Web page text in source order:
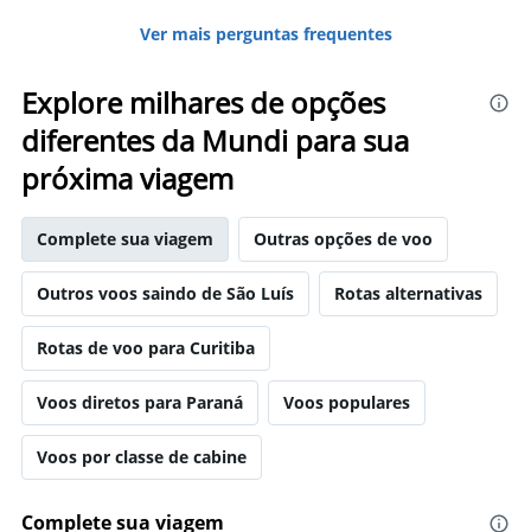
Ver mais perguntas frequentes
Explore milhares de opções
diferentes da Mundi para sua
próxima viagem
Complete sua viagem Outras opções de voo
Outros voos saindo de São Luís Rotas alternativas
Rotas de voo para Curitiba
Voos diretos para Paraná Voos populares
Voos por classe de cabine
Complete sua viagem